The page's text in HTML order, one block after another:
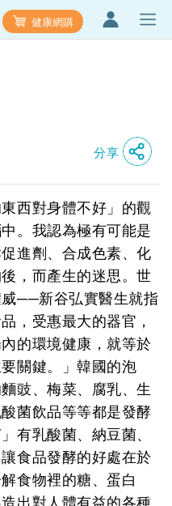
健康網購
分享
西對身體不好」的觀
。我認為極有可能是
進劑、合成色素、化
，而產生的迷思。世
──新谷弘實醫生就指
，受惠最大的器官，
的環境健康，就等於
關鍵。」韓國的泡
豉、梅菜、腐乳、生
菌飲品等等都是發酵
有乳酸菌、納豆菌、
食品發酵的好處在於
食物裡的糖、蛋白
出對人體有益的各種